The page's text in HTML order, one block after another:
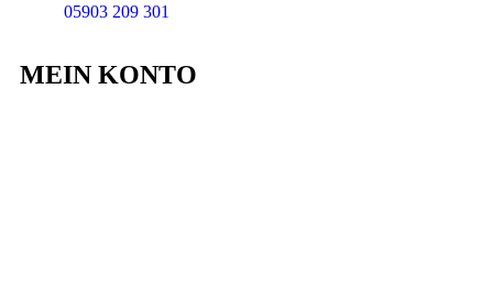
05903 209 301
MEIN KONTO